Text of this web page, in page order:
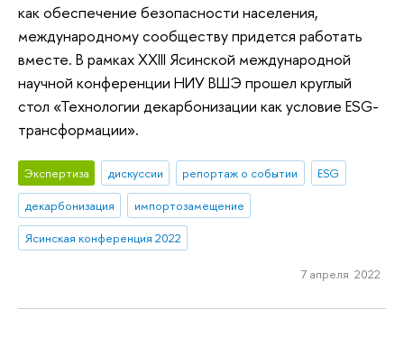
как обеспечение безопасности населения,
международному сообществу придется работать
вместе. В рамках XXIII Ясинской международной
научной конференции НИУ ВШЭ прошел круглый
стол «Технологии декарбонизации как условие ESG-
трансформации».
Экспертиза дискуссии репортаж о событии
ESG
декарбонизация
импортозамещение
Ясинская конференция 2022
7 апреля 2022